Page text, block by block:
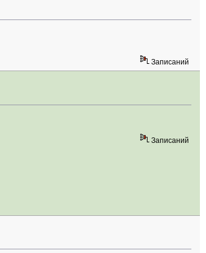
Записаний
Записаний